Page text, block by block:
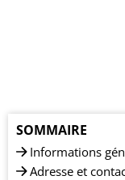
SOMMAIRE
Informations
Adresse et